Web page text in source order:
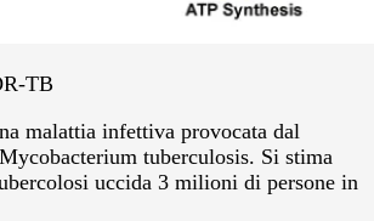
TB
malattia infettiva provocata dal
tuberculosis. Si stima
uccida 3 milioni di persone in